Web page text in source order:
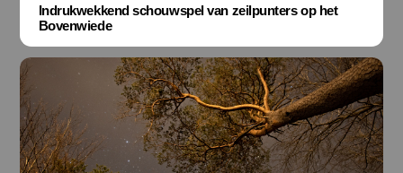
Indrukwekkend schouwspel van zeilpunters op het
Bovenwiede